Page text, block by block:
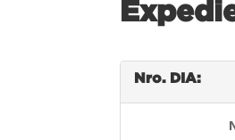
Nro. DIA: